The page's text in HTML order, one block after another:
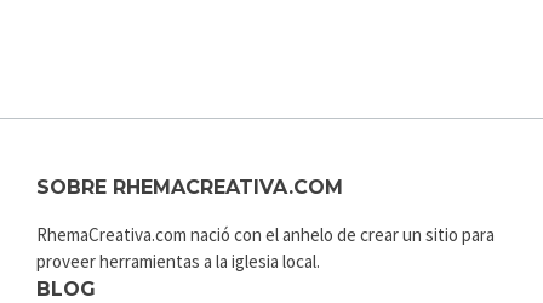
SOBRE RHEMACREATIVA.COM
RhemaCreativa.com nació con el anhelo de crear un sitio para
proveer herramientas a la iglesia local.
BLOG